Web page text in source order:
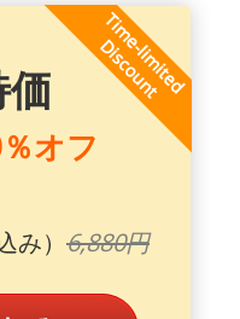
オフ
み） 6,880円